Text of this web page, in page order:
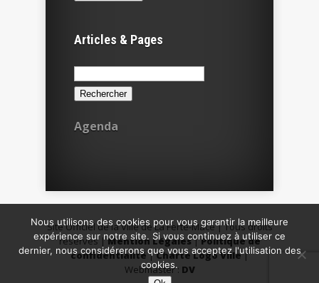
Articles & Pages
Rechercher :
Agenda
Site Officiel de la Ville de La Ferté-Macé | Tous droits
réservés |Mention Légales|Politique de
confidentialité|Charte Logo Ville|
Webmaster : DV
Nous utilisons des cookies pour vous garantir la meilleure
expérience sur notre site. Si vous continuez à utiliser ce
dernier, nous considérerons que vous acceptez l'utilisation des
cookies.